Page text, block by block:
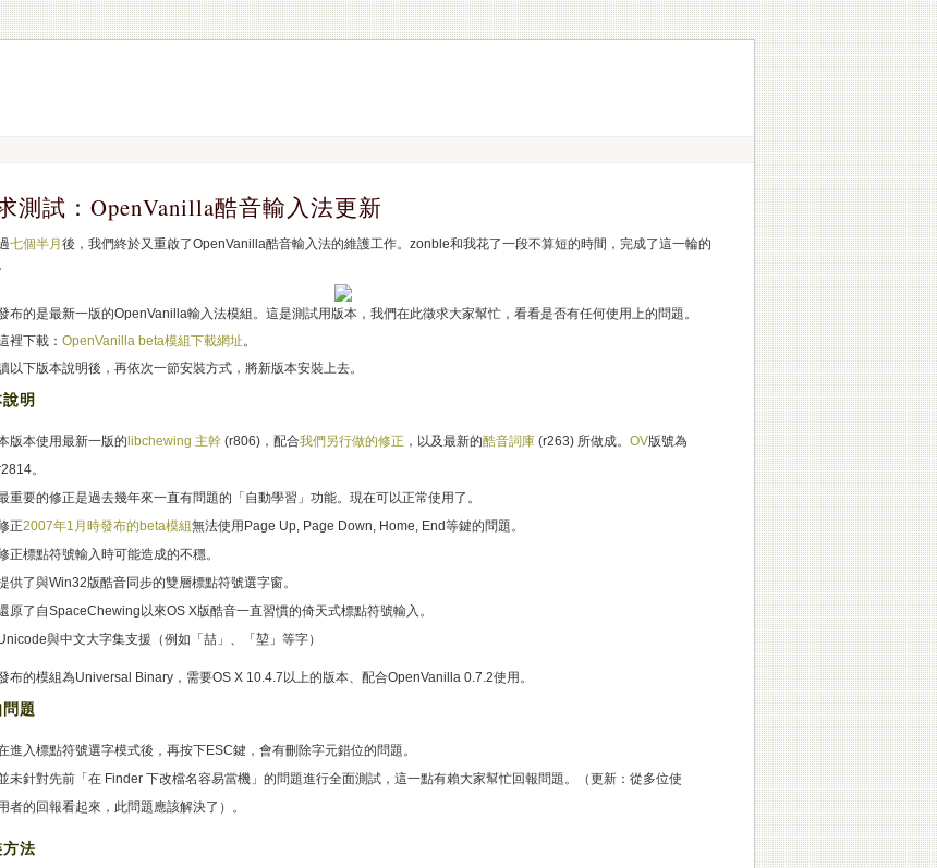
測試：OpenVanilla酷音輸入法更新
七個半月 後，我們終於又重啟了OpenVanilla酷音輸入法的維護工作。zonble和我花了一段不算短的時間，完成了這一輪的
布的是最新一版的OpenVanilla輸入法模組。這是測試用版本，我們在此徵求大家幫忙，看看是否有任何使用上的問題。
裡下載： OpenVanilla beta模組下載網址。
以下版本說明後，再依次一節安裝方式，將新版本安裝上去。
明
版本使用最新一版的 libchewing 主幹(r806)，配合我們另行做的修正 ，以及最新的酷音詞庫(r263) 所做成。 OV版號為
。
重要的修正是過去幾年來一直有問題的「自動學習」功能。現在可以正常使用了。
正2007年1月時發布的beta模組無法使用Page Up, Page Down, Home, End等鍵的問題。
正標點符號輸入時可能造成的不穩。
供了與Win32版酷音同步的雙層標點符號選字窗。
原了自SpaceChewing以來OS X版酷音一直習慣的倚天式標點符號輸入。
與中文大字集支援（例如「喆」、「堃」等字）
布的模組為Universal Binary，需要OS X 10.4.7以上的版本、配合OpenVanilla 0.7.2使用。
題
進入標點符號選字模式後，再按下ESC鍵，會有刪除字元錯位的問題。
未針對先前「在 Finder 下改檔名容易當機」的問題進行全面測試，這一點有賴大家幫忙回報問題。（更新：從多位使
者的回報看起來，此問題應該解決了）。
法